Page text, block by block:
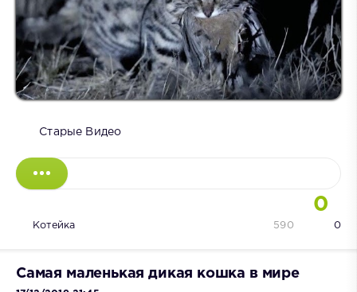
Старые Видео
0
Котейка 0
590
Самая маленькая дикая кошка в мире